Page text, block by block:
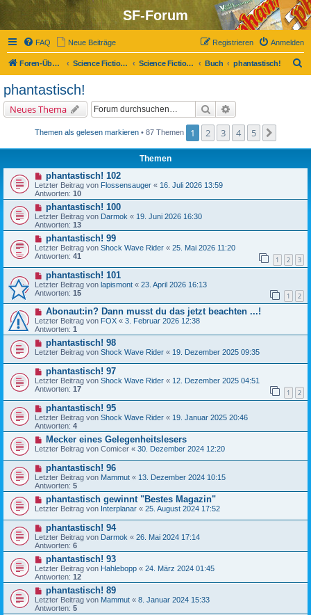
SF-Forum
FAQ Neue Beiträge Anmelden
Registrieren
Foren-Übersicht Science Fiction-Forum Science Fiction, Fantasy und Co. Buch phantastisch!
phantastisch!
Neues Thema Suche
Themen als gelesen markieren • 87 Themen 1 2 3 4 5
Themen
phantastisch! 102
Letzter Beitrag von Flossensauger « 16. Juli 2026 13:59
Antworten: 10
phantastisch! 100
Letzter Beitrag von Darmok « 19. Juni 2026 16:30
Antworten: 13
phantastisch! 99
Letzter Beitrag von Shock Wave Rider « 25. Mai 2026 11:20
Antworten: 41 1 2 3
phantastisch! 101
Letzter Beitrag von lapismont « 23. April 2026 16:13
Antworten: 15 1 2
Abonaut:in? Dann musst du das jetzt beachten ...!
Letzter Beitrag von FOX « 3. Februar 2026 12:38
Antworten: 1
phantastisch! 98
Letzter Beitrag von Shock Wave Rider « 19. Dezember 2025 09:35
phantastisch! 97
Letzter Beitrag von Shock Wave Rider « 12. Dezember 2025 04:51
Antworten: 17 1 2
phantastisch! 95
Letzter Beitrag von Shock Wave Rider « 19. Januar 2025 20:46
Antworten: 4
Mecker eines Gelegenheitslesers
Letzter Beitrag von Comicer « 30. Dezember 2024 12:20
phantastisch! 96
Letzter Beitrag von Mammut « 13. Dezember 2024 10:15
Antworten: 5
phantastisch gewinnt "Bestes Magazin"
Letzter Beitrag von Interplanar « 25. August 2024 17:52
phantastisch! 94
Letzter Beitrag von Darmok « 26. Mai 2024 17:14
Antworten: 6
phantastisch! 93
Letzter Beitrag von Hahlebopp « 24. März 2024 01:45
Antworten: 12
phantastisch! 89
Letzter Beitrag von Mammut « 8. Januar 2024 15:33
Antworten: 5